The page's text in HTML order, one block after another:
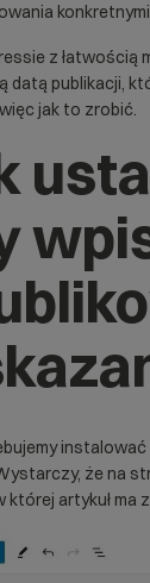
z łatwością
datą publikacji,
jak to zrobić.
że na
której artykuł ma